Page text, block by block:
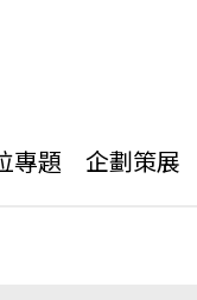
專題 企劃策展